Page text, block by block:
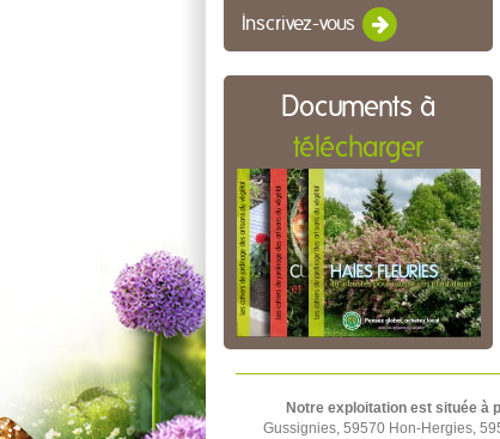
Inscrivez-vous
Documents à
télécharger
Notre exploitation est située à
Gussignies, 59570 Hon-Hergies,